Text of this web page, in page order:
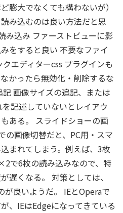
膨大でなくても構わないが）
み込むのは良い方法だと思
み込み ファーストビューに影
をすると良い 不要なファイ
エディターcss プラグインも
かったら無効化・削除するな
画像サイズの追記、または
記述していないとレイアウ
ある。 スライドショーの画
の画像切替だと、PC用・スマ
まれてしまう。例えば、3枚
で6枚の読み込みなので、特
遅くなる。 対策としては、
良いようだ。 IEとOperaで
、IEはEdgeになってきている